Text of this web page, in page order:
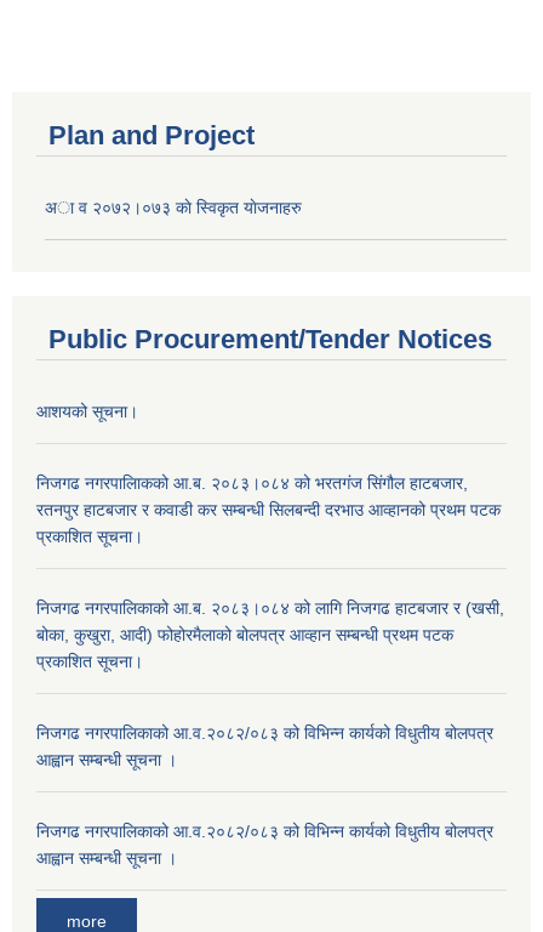
Plan and Project
अा व २०७२।०७३ काे स्विकृत याेजनाहरु
Public Procurement/Tender Notices
आशयको सूचना।
निजगढ नगरपालिाकको आ.ब. २०८३।०८४ को भरतगंज सिंगौल हाटबजार,
रतनपुर हाटबजार र कवाडी कर सम्बन्धी सिलबन्दी दरभाउ आव्हानको प्रथम पटक
प्रकाशित सूचना।
निजगढ नगरपालिकाको आ.ब. २०८३।०८४ को लागि निजगढ हाटबजार र (खसी,
बोका, कुखुरा, आदी) फोहोरमैलाको बोलपत्र आव्हान सम्बन्धी प्रथम पटक
प्रकाशित सूचना।
निजगढ नगरपालिकाको आ.व.२०८२/०८३ को विभिन्न कार्यको विधुतीय बोलपत्र
आह्वान सम्बन्धी सूचना ।
निजगढ नगरपालिकाको आ.व.२०८२/०८३ को विभिन्न कार्यको विधुतीय बोलपत्र
आह्वान सम्बन्धी सूचना ।
more